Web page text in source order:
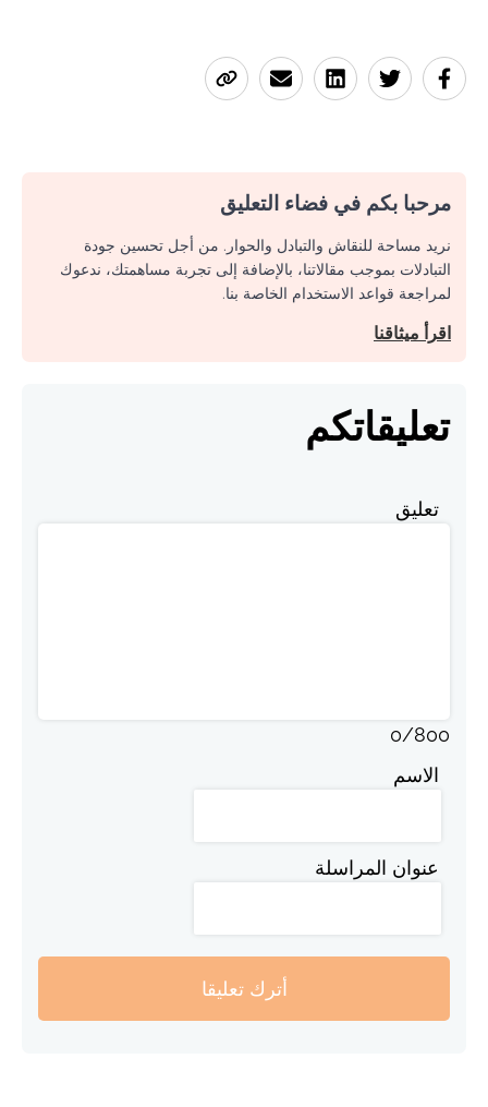
مرحبا بكم في فضاء التعليق
نريد مساحة للنقاش والتبادل والحوار. من أجل تحسين جودة
التبادلات بموجب مقالاتنا، بالإضافة إلى تجربة مساهمتك، ندعوك
لمراجعة قواعد الاستخدام الخاصة بنا.
اقرأ ميثاقنا
تعليقاتكم
تعليق
0/800
الاسم
عنوان المراسلة
أترك تعليقا